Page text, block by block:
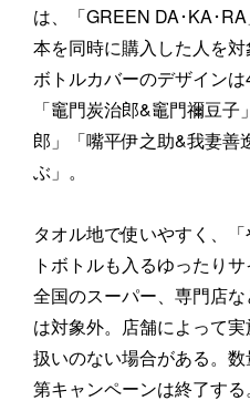
は、「GREEN DA･KA･
本を同時に購入した人を
ボトルカバーのデザインは
「竈門炭治郎&竈門禰豆
郎」「嘴平伊之助&我妻善
ぶ」。
タオル地で使いやすく、
トボトルも入るゆったり
全国のスーパー、専門店
は対象外。店舗によって
扱いのない場合がある。
第キャンペーンは終了する。